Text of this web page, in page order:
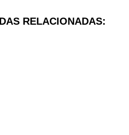
RELACIONADAS: